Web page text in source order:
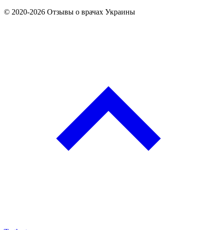
© 2020-2026 Отзывы о врачах Украины